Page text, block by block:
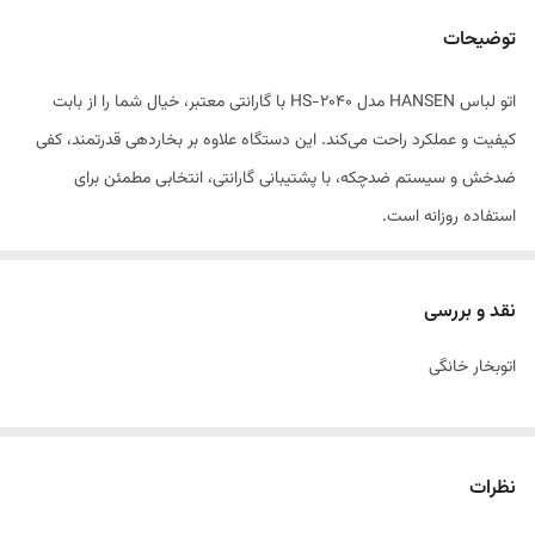
توضیحات
اتو لباس HANSEN مدل HS-2040 با گارانتی معتبر، خیال شما را از بابت
کیفیت و عملکرد راحت می‌کند. این دستگاه علاوه بر بخاردهی قدرتمند، کفی
ضدخش و سیستم ضدچکه، با پشتیبانی گارانتی، انتخابی مطمئن برای
استفاده روزانه است.
نقد و بررسی
اتوبخار خانگی
نظرات